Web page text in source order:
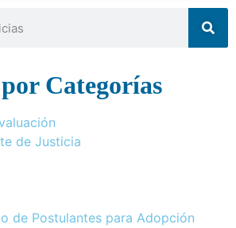
Categorías
de Justicia
de Postulantes para Adopción